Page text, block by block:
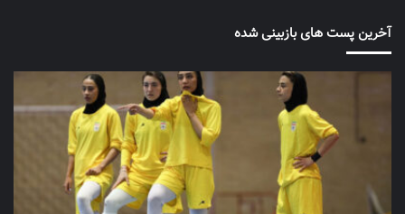
آخرین پست های بازبینی شده